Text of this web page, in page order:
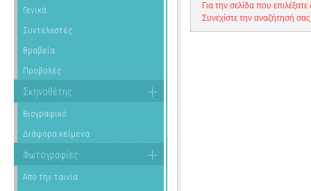
Γενικά
Συντελεστές
Βραβεία
Προβολές
Σκηνοθέτης
Βιογραφικό
Διάφορα κείμενα
Φωτογραφίες
Από την ταινία
Για την σελίδα που
Συνεχίστε την αναζήτησή